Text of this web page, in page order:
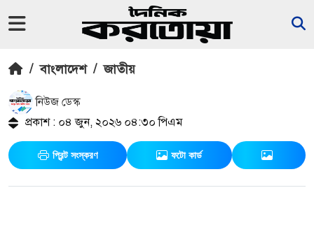
/ বাংলাদেশ / জাতীয়
নিউজ ডেস্ক
প্রকাশ : ০৪ জুন, ২০২৬ ০৪:৩০ পিএম
প্রিন্ট সংস্করণ ফটো কার্ড